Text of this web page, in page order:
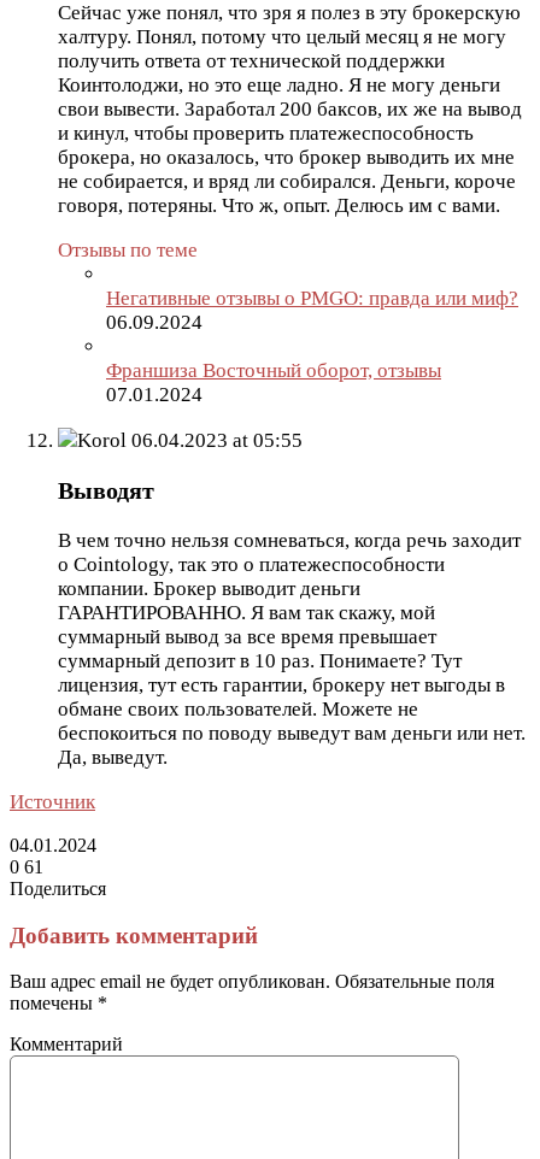
Сейчас уже понял, что зря я полез в эту брокерскую
халтуру. Понял, потому что целый месяц я не могу
получить ответа от технической поддержки
Коинтолоджи, но это еще ладно. Я не могу деньги
свои вывести. Заработал 200 баксов, их же на вывод
и кинул, чтобы проверить платежеспособность
брокера, но оказалось, что брокер выводить их мне
не собирается, и вряд ли собирался. Деньги, короче
говоря, потеряны. Что ж, опыт. Делюсь им с вами.
Отзывы по теме
Негативные отзывы о PMGO: правда или миф?
06.09.2024
Франшиза Восточный оборот, отзывы
07.01.2024
Korol 06.04.2023 at 05:55
Выводят
В чем точно нельзя сомневаться, когда речь заходит
о Cointology, так это о платежеспособности
компании. Брокер выводит деньги
ГАРАНТИРОВАННО. Я вам так скажу, мой
суммарный вывод за все время превышает
суммарный депозит в 10 раз. Понимаете? Тут
лицензия, тут есть гарантии, брокеру нет выгоды в
обмане своих пользователей. Можете не
беспокоиться по поводу выведут вам деньги или нет.
Да, выведут.
Источник
04.01.2024
0 61
Поделиться
через
электронную
почту
Добавить комментарий
Ваш адрес email не будет опубликован. Обязательные поля
помечены *
Комментарий